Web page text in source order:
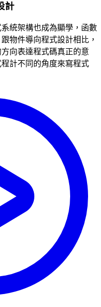
計
統架構也成為顯學，函數
物件導向程式設計相比，
向表達程式碼真正的意
計不同的角度來寫程式